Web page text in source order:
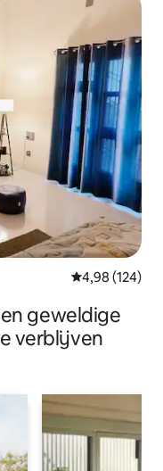
Gemiddelde
4,98 (124)
geweldige
verblijven